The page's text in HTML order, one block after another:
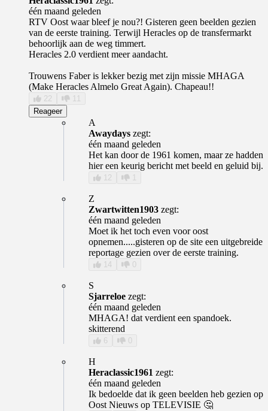
één maand geleden
RTV Oost waar bleef je nou?! Gisteren geen beelden gezien
van de eerste training. Terwijl Heracles op de transfermarkt
behoorlijk aan de weg timmert.
Heracles 2.0 verdient meer aandacht.
Trouwens Faber is lekker bezig met zijn missie MHAGA
(Make Heracles Almelo Great Again). Chapeau!!
22
11
Reageer
A
Awaydays zegt:
één maand geleden
Het kan door de 1961 komen, maar ze hadden
hier een keurig bericht met beeld en geluid bij.
12 1
Z
Zwartwitten1903 zegt:
één maand geleden
Moet ik het toch even voor oost
opnemen.....gisteren op de site een uitgebreide
reportage gezien over de eerste training.
14 0
S
Sjarreloe zegt:
één maand geleden
MHAGA! dat verdient een spandoek.
skitterend
6 0
H
Heraclassic1961 zegt:
één maand geleden
Ik bedoelde dat ik geen beelden heb gezien op
Oost Nieuws op TELEVISIE 🤔